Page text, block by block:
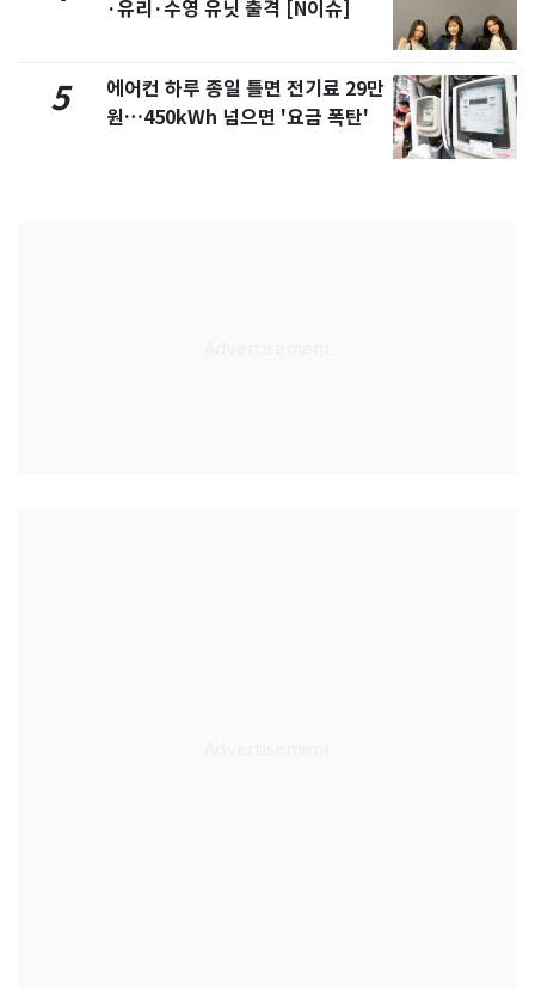
·유리·수영 유닛 출격 [N이슈]
5
에어컨 하루 종일 틀면 전기료 29만
원…450kWh 넘으면 '요금 폭탄'